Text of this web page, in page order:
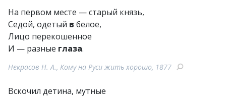
На первом месте — старый князь,
Седой, одетый в белое,
Лицо перекошенное
И — разные глаза.
Некрасов Н. А., Кому на Руси жить хорошо, 1877
Вскочил детина, мутные